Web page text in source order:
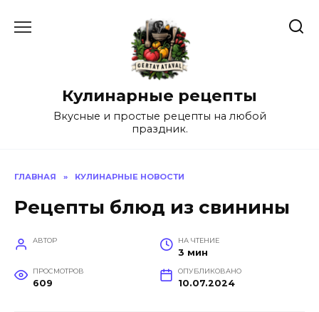
Кулинарные рецепты
Вкусные и простые рецепты на любой
праздник.
ГЛАВНАЯ » КУЛИНАРНЫЕ НОВОСТИ
Рецепты блюд из свинины
АВТОР НА ЧТЕНИЕ
3 мин
ПРОСМОТРОВ
609
ОПУБЛИКОВАНО
10.07.2024